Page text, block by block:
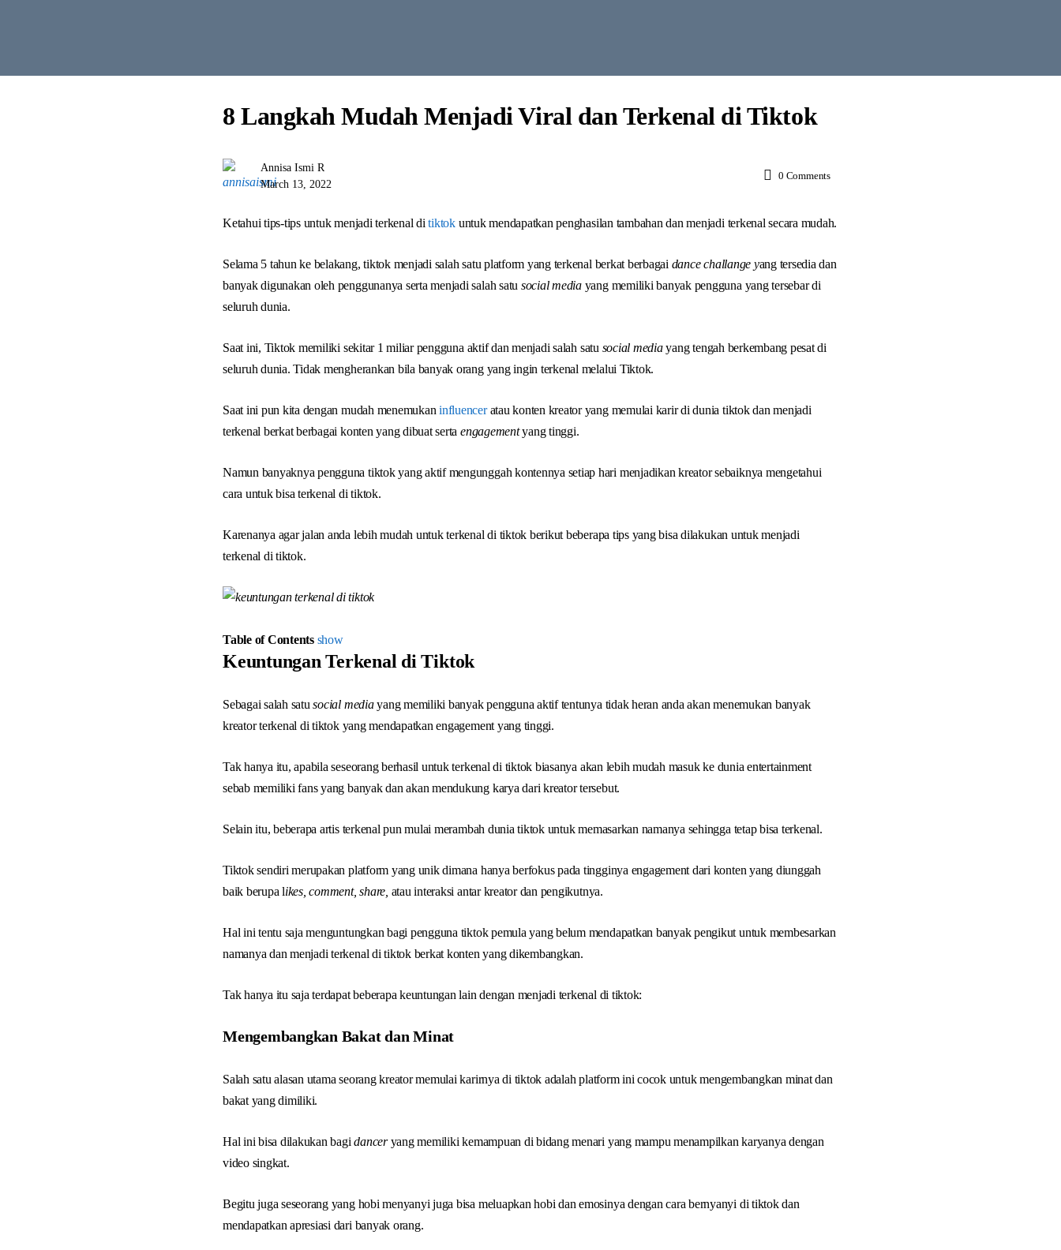
8 Langkah Mudah Menjadi Viral dan Terkenal di Tiktok
Annisa Ismi R
March 13, 2022
0 Comments
Ketahui tips-tips untuk menjadi terkenal ditiktok untuk mendapatkan penghasilan tambahan dan menjadi terkenal secara mudah.
Selama 5 tahun ke belakang, tiktok menjadi salah satu platform yang terkenal berkat berbagai dance challange yang tersedia dan
banyak digunakan oleh penggunanya serta menjadi salah satu social media yang memiliki banyak pengguna yang tersebar di
seluruh dunia.
Saat ini, Tiktok memiliki sekitar 1 miliar pengguna aktif dan menjadi salah satu social mediayang tengah berkembang pesat di
seluruh dunia. Tidak mengherankan bila banyak orang yang ingin terkenal melalui Tiktok.
Saat ini pun kita dengan mudah menemukan influenceratau konten kreator yang memulai karir di dunia tiktok dan menjadi
terkenal berkat berbagai konten yang dibuat serta engagementyang tinggi.
Namun banyaknya pengguna tiktok yang aktif mengunggah kontennya setiap hari menjadikan kreator sebaiknya mengetahui
cara untuk bisa terkenal di tiktok.
Karenanya agar jalan anda lebih mudah untuk terkenal di tiktok berikut beberapa tips yang bisa dilakukan untuk menjadi
terkenal di tiktok.
Table of Contents show
Keuntungan Terkenal di Tiktok
Sebagai salah satusocial mediayang memiliki banyak pengguna aktif tentunya tidak heran anda akan menemukan banyak
kreator terkenal di tiktok yang mendapatkan engagement yang tinggi.
Tak hanya itu, apabila seseorang berhasil untuk terkenal di tiktok biasanya akan lebih mudah masuk ke dunia entertainment
sebab memiliki fans yang banyak dan akan mendukung karya dari kreator tersebut.
Selain itu, beberapa artis terkenal pun mulai merambah dunia tiktok untuk memasarkan namanya sehingga tetap bisa terkenal.
Tiktok sendiri merupakan platform yang unik dimana hanya berfokus pada tingginya engagement dari konten yang diunggah
baik berupa likes, comment, share, atau interaksi antar kreator dan pengikutnya.
Hal ini tentu saja menguntungkan bagi pengguna tiktok pemula yang belum mendapatkan banyak pengikut untuk membesarkan
namanya dan menjadi terkenal di tiktok berkat konten yang dikembangkan.
Tak hanya itu saja terdapat beberapa keuntungan lain dengan menjadi terkenal di tiktok:
Mengembangkan Bakat dan Minat
Salah satu alasan utama seorang kreator memulai karirnya di tiktok adalah platform ini cocok untuk mengembangkan minat dan
bakat yang dimiliki.
Hal ini bisa dilakukan bagidanceryang memiliki kemampuan di bidang menari yang mampu menampilkan karyanya dengan
video singkat.
Begitu juga seseorang yang hobi menyanyi juga bisa meluapkan hobi dan emosinya dengan cara bernyanyi di tiktok dan
mendapatkan apresiasi dari banyak orang.